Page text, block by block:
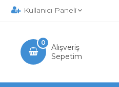
Kullanıcı Paneli
Alışveriş
Sepetim
0